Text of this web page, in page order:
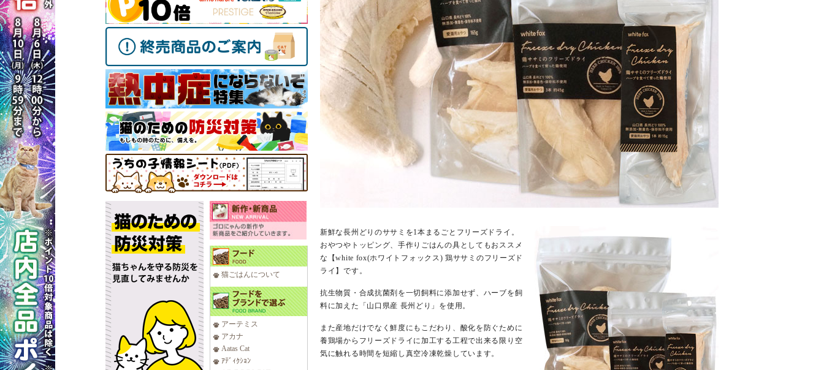
猫ごはんについて
アーテミス
アカナ
Aatas Cat
ｱﾃﾞｨｸｼｮﾝ
新鮮な長州どりのササミを1本まるごとフリーズドライ。
おやつやトッピング、手作りごはんの具としてもおススメ
な【white fox(ホワイトフォックス) 鶏ササミのフリーズド
ライ】です。
抗生物質・合成抗菌剤を一切飼料に添加せず、ハーブを飼
料に加えた「山口県産 長州どり」を使用。
また産地だけでなく鮮度にもこだわり、酸化を防ぐために
養鶏場からフリーズドライに加工する工程で出来る限り空
気に触れる時間を短縮し真空冷凍乾燥しています。